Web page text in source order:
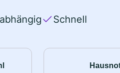
Schnell